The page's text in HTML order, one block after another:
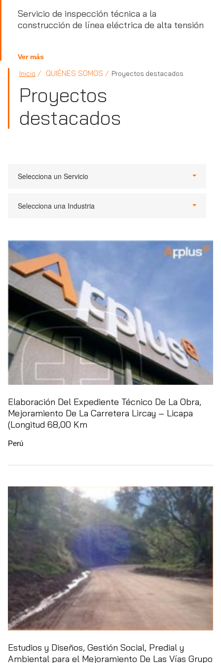
Servicio de inspección técnica a la
construcción de línea eléctrica de alta tensión
Ver más
Inicio QUIÉNES SOMOS Proyectos destacados
Proyectos
destacados
Selecciona un Servicio
Selecciona una Industria
Elaboración Del Expediente Técnico De La Obra,
Mejoramiento De La Carretera Lircay – Licapa
(Longitud 68,00 Km
Perú
Estudios y Diseños, Gestión Social, Predial y
Ambiental para el Mejoramiento De Las Vías Grupo